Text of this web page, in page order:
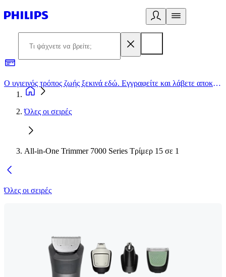
Ο υγιεινός τρόπος ζωής ξεκινά εδώ. Εγγραφείτε και λάβετε αποκλειστικές προσφορές
Όλες οι σειρές
All-in-One Trimmer 7000 Series Τρίμερ 15 σε 1
Όλες οι σειρές